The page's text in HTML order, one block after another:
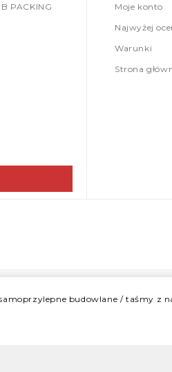
PACKING
Moje konto
Najwyżej
Warunki
Strona
budowlane / taśmy z